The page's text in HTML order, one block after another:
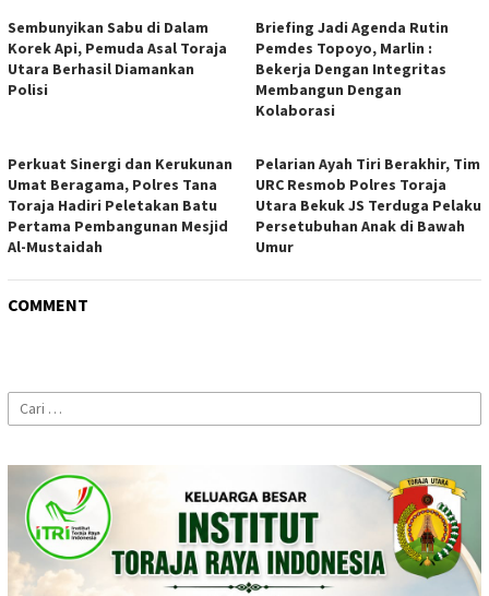
Sembunyikan Sabu di Dalam
Korek Api, Pemuda Asal Toraja
Utara Berhasil Diamankan
Polisi
Briefing Jadi Agenda Rutin
Pemdes Topoyo, Marlin :
Bekerja Dengan Integritas
Membangun Dengan
Kolaborasi
Perkuat Sinergi dan Kerukunan
Umat Beragama, Polres Tana
Toraja Hadiri Peletakan Batu
Pertama Pembangunan Mesjid
Al-Mustaidah
Pelarian Ayah Tiri Berakhir, Tim
URC Resmob Polres Toraja
Utara Bekuk JS Terduga Pelaku
Persetubuhan Anak di Bawah
Umur
COMMENT
Cari
untuk: